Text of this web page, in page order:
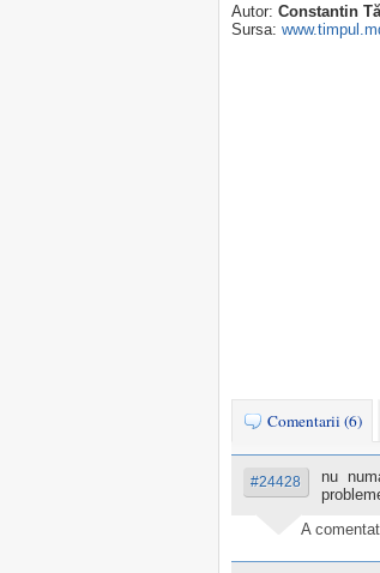
Autor: Constantin
Sursa:
Comentarii (6)
#24428
nu
A comentat